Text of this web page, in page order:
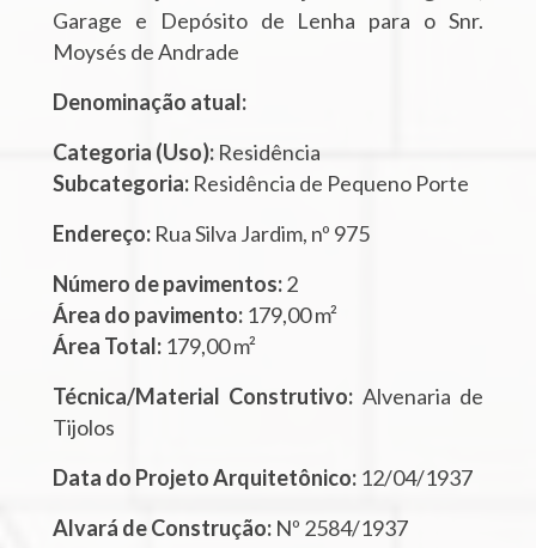
Garage e Depósito de Lenha para o Snr.
Moysés de Andrade
Denominação atual:
Categoria (Uso): Residência
Subcategoria: Residência de Pequeno Porte
Endereço: Rua Silva Jardim, nº 975
Número de pavimentos:2
Área do pavimento: 179,00 m²
Área Total: 179,00 m²
Técnica/Material Construtivo: Alvenaria de
Tijolos
Data do Projeto Arquitetônico: 12/04/1937
Alvará de Construção: Nº 2584/1937